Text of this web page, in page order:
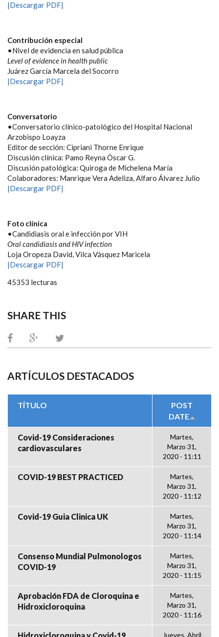
|Descargar PDF|
Contribución especial
•Nivel de evidencia en salud pública
Level of evidence in health public
Juárez García Marcela del Socorro
|Descargar PDF|
Conversatorio
•Conversatorio clínico-patológico del Hospital Nacional
Arzobispo Loayza
Editor de sección: Cipriani Thorne Enrique
Discusión clínica: Pamo Reyna Óscar G.
Discusión patológica: Quiroga de Michelena María
Colaboradores: Manrique Vera Adeliza, Alfaro Álvarez Julio
|Descargar PDF|
Foto clínica
•Candidiasis oral e infección por VIH
Oral candidiasis and HIV infection
Loja Oropeza David, Vilca Vásquez Maricela
|Descargar PDF|
45353 lecturas
SHARE THIS
ARTÍCULOS DESTACADOS
TÍTULO
POST
DATE
Covid-19 Consideraciones
cardiovasculares
Martes,
Marzo 31,
2020 - 11:11
COVID-19 BEST PRACTICED
Martes,
Marzo 31,
2020 - 11:12
Covid-19 Guia Clinica UK
Martes,
Marzo 31,
2020 - 11:14
Consenso Mundial Pulmonologos
COVID-19
Martes,
Marzo 31,
2020 - 11:15
Aprobación FDA de Cloroquina e
Hidroxicloroquina
Martes,
Marzo 31,
2020 - 11:16
Jueves, Abril